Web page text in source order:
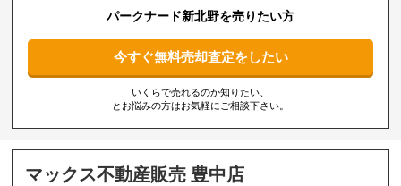
パークナード新北野を売りたい方
今すぐ無料売却査定をしたい
いくらで売れるのか知りたい、
とお悩みの方はお気軽にご相談下さい。
マックス不動産販売 豊中店